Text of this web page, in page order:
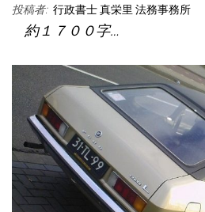
投稿者: 行政書士 真栄里 法務事務所
約１７００字…